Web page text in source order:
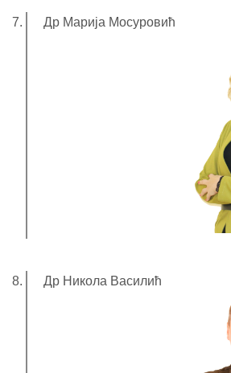
Др Марија Мосуровић
Др Никола Василић